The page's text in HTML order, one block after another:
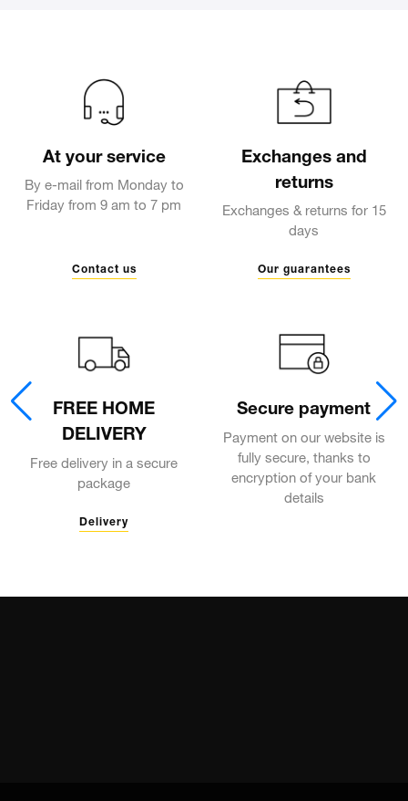
At your service
By e-mail from Monday to
Friday from 9 am to 7 pm
Contact us
Exchanges and
returns
Exchanges & returns for 15
days
Our guarantees
FREE HOME
DELIVERY
Free delivery in a secure
package
Delivery
Secure payment
Payment on our website is
fully secure, thanks to
encryption of your bank
details